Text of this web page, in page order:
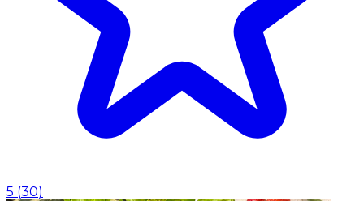
5 (30)